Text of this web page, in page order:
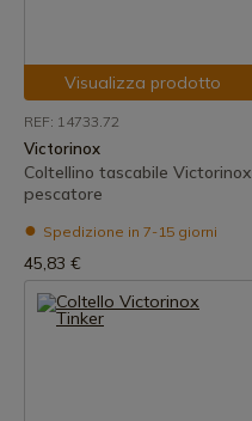
Visualizza prodotto
REF: 14733.72
Victorinox
Coltellino tascabile Victorinox
pescatore
Spedizione in 7-15 giorni
45,83 €